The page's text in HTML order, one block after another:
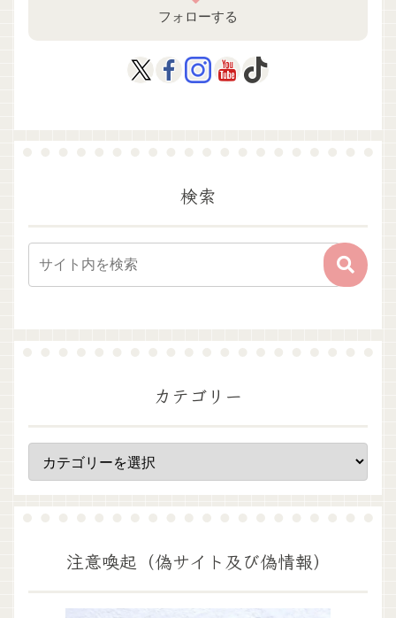
フォローする
検索
カテゴリー
注意喚起（偽サイト及び偽情報）